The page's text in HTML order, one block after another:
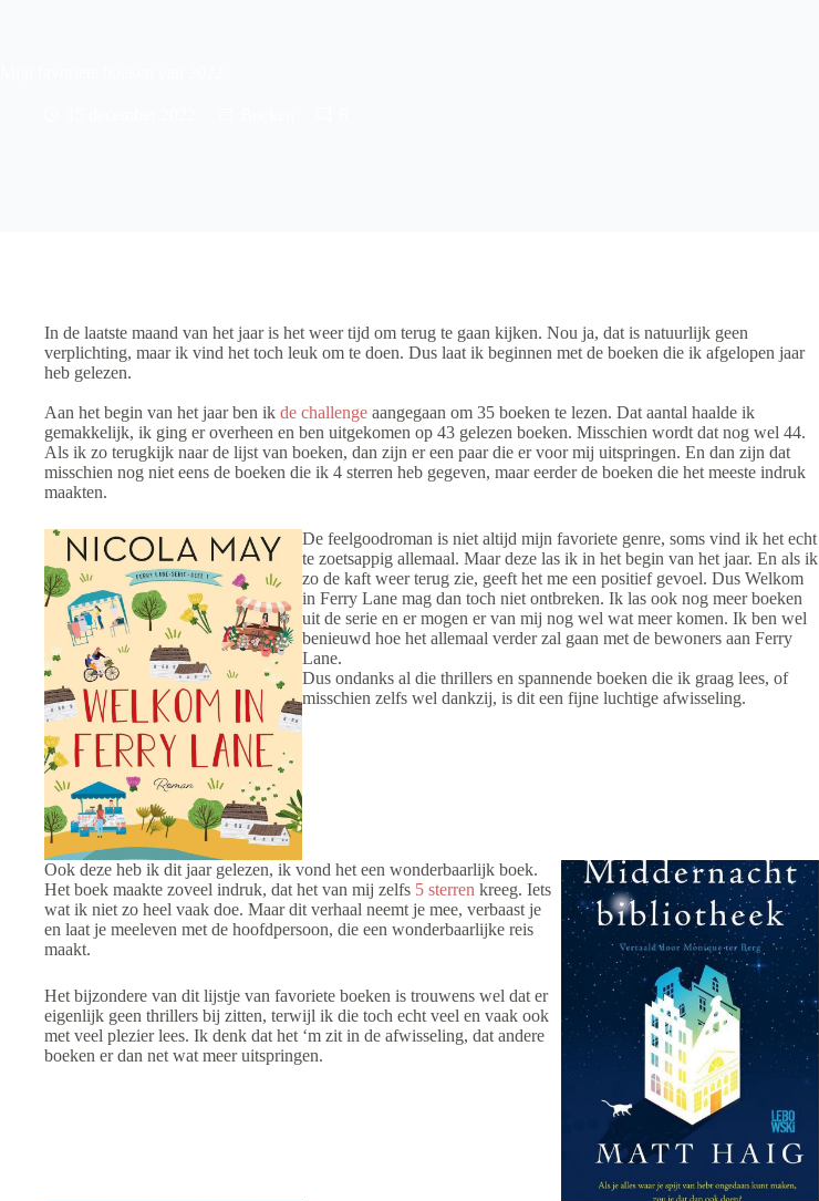
In de laatste maand van het jaar is het weer tijd om terug te gaan kijken. Nou ja, dat is natuurlijk geen
verplichting, maar ik vind het toch leuk om te doen. Dus laat ik beginnen met de boeken die ik afgelopen jaar
heb gelezen.
Aan het begin van het jaar ben ik de challenge aangegaan om 35 boeken te lezen. Dat aantal haalde ik
gemakkelijk, ik ging er overheen en ben uitgekomen op 43 gelezen boeken. Misschien wordt dat nog wel 44.
Als ik zo terugkijk naar de lijst van boeken, dan zijn er een paar die er voor mij uitspringen. En dan zijn dat
misschien nog niet eens de boeken die ik 4 sterren heb gegeven, maar eerder de boeken die het meeste indruk
maakten.
De feelgoodroman is niet altijd mijn favoriete genre, soms vind ik het echt
te zoetsappig allemaal. Maar deze las ik in het begin van het jaar. En als ik
zo de kaft weer terug zie, geeft het me een positief gevoel. Dus Welkom
in Ferry Lane mag dan toch niet ontbreken. Ik las ook nog meer boeken
uit de serie en er mogen er van mij nog wel wat meer komen. Ik ben wel
benieuwd hoe het allemaal verder zal gaan met de bewoners aan Ferry
Lane.
Dus ondanks al die thrillers en spannende boeken die ik graag lees, of
misschien zelfs wel dankzij, is dit een fijne luchtige afwisseling.
Ook deze heb ik dit jaar gelezen, ik vond het een wonderbaarlijk boek.
Het boek maakte zoveel indruk, dat het van mij zelfs 5 sterren kreeg. Iets
wat ik niet zo heel vaak doe. Maar dit verhaal neemt je mee, verbaast je
en laat je meeleven met de hoofdpersoon, die een wonderbaarlijke reis
maakt.
Het bijzondere van dit lijstje van favoriete boeken is trouwens wel dat er
eigenlijk geen thrillers bij zitten, terwijl ik die toch echt veel en vaak ook
met veel plezier lees. Ik denk dat het ‘m zit in de afwisseling, dat andere
boeken er dan net wat meer uitspringen.